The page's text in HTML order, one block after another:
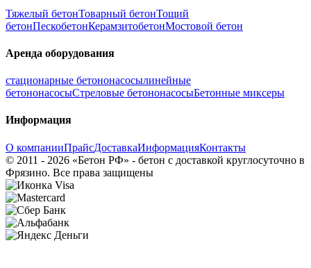
Тяжелый бетонТоварный бетонТощий
бетонПескобетонКерамзитобетонМостовой бетон
Аренда оборудования
стационарные бетононасосылинейные
бетононасосыСтреловые бетононасосыБетонные миксеры
Информация
О компанииПрайсДоставкаИнформацияКонтакты
© 2011 - 2026 «Бетон РФ» - бетон с доставкой круглосуточно в
Фрязино. Все права защищены